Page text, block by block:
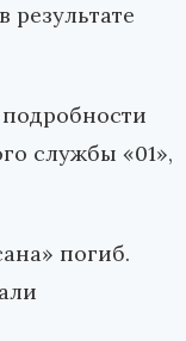
службы «01»,
погиб.